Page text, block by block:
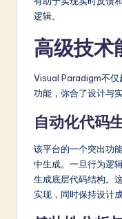
逻辑。
高级技术
Visual Paradigm不仅
功能，弥合了设计与
自动化代码
该平台的一个突出功
中生成。一旦行为逻
生成底层代码结构。
实现，同时保持设计